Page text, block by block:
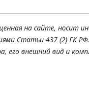
на сайте, носит
Статьи 437 (2) ГК
его внешний вид и